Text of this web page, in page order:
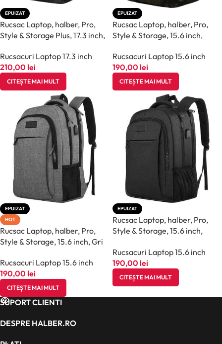
EPUIZAT
Rucsac Laptop, halber, Pro,
Style & Storage Plus, 17.3 inch,
Rucsacuri Laptop 17.3 inch
210,00 lei
CITEȘTE MAI MULT
EPUIZAT
Rucsac Laptop, halber, Pro,
Style & Storage, 15.6 inch,
Rucsacuri Laptop 15.6 inch
190,00 lei
CITEȘTE MAI MULT
EPUIZAT
HOT
Rucsac Laptop, halber, Pro,
Style & Storage, 15.6 inch, Gri
Rucsacuri Laptop 15.6 inch
190,00 lei
CITEȘTE MAI MULT
EPUIZAT
Rucsac Laptop, halber, Pro,
Style & Storage, 15.6 inch,
Rucsacuri Laptop 15.6 inch
190,00 lei
CITEȘTE MAI MULT
SUPORT CLIENTI
DESPRE HALBER.RO